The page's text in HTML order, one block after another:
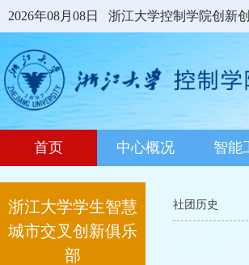
2026年08月08日 浙江大学控制学院创新
首页 中心概况 智能
浙江大学学生智慧
城市交叉创新俱乐
部
社团历史